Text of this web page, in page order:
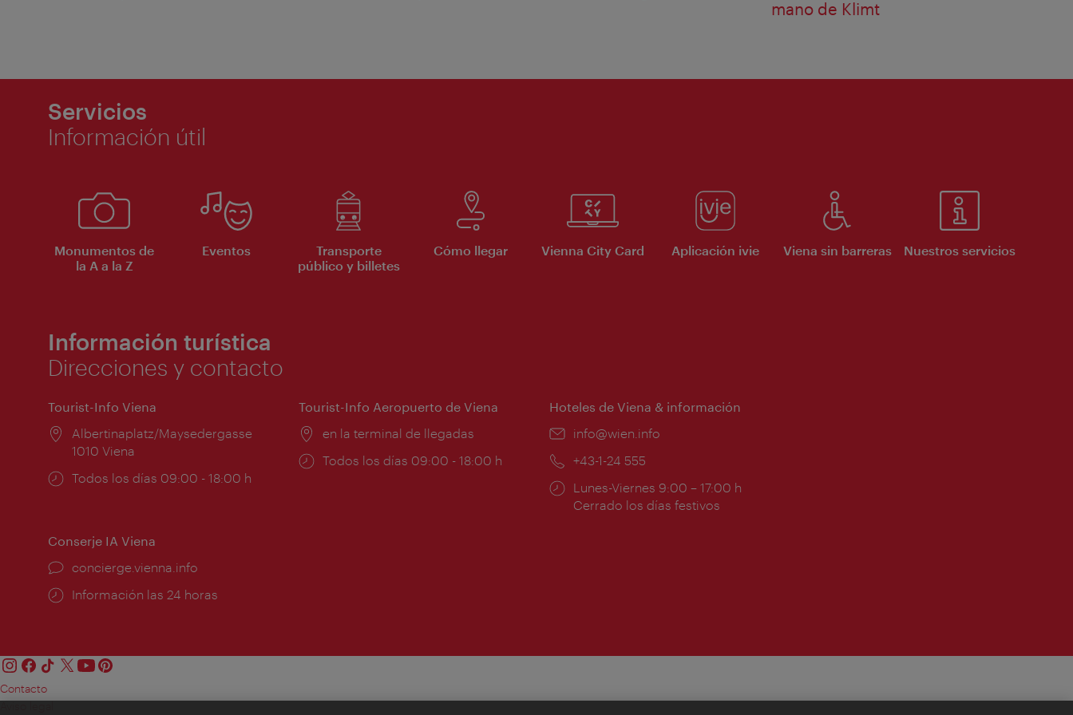
mano de Klimt
Servicios
Información útil
Monumentos de
la A a la Z
Eventos
Transporte
público y billetes
Cómo llegar Vienna City Card Aplicación ivie Viena sin barreras Nuestros servicios
Información turística
Direcciones y contacto
Tourist-Info Viena
Lugar:
Albertinaplatz/Maysedergasse
1010 Viena
Horarios
Todos los días 09:00 - 18:00 h
Tourist-Info Aeropuerto de Viena
Lugar:
en la terminal de llegadas
Horarios
Todos los días 09:00 - 18:00 h
Hoteles de Viena & información
e-
info@wien.info
Teléfono:
+43-1-24 555
Horarios
de
Lunes-Viernes 9:00 – 17:00 h
Cerrado los días festivos
Conserje IA Viena
concierge.vienna.info
Información las 24 horas
Contacto